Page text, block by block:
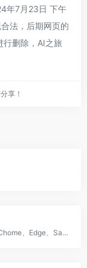
年7月23日 下午
法，后期网页的
行删除，AI之旅
享！
超级好用的AI双语对照网页翻译插件，支持Chome、Edge、Safari等浏览器和Android手机